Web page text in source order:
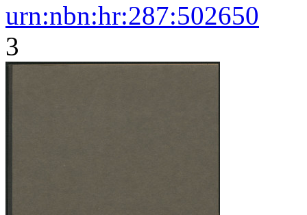
urn:nbn:hr:287:502650
3